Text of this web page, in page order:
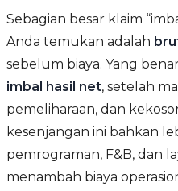
Sebagian besar klaim
Anda temukan adalah
sebelum biaya. Yang
imbal hasil net, setelah
pemeliharaan, dan
kesenjangan ini bahkan
pemrograman, F&B, dan
menambah biaya